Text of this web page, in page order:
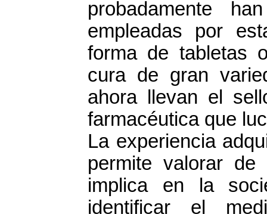
probadamente
empleadas por
forma de tabletas
cura de gran
ahora llevan el
farmacéutica que
La experiencia
permite valorar
implica en la
identificar el